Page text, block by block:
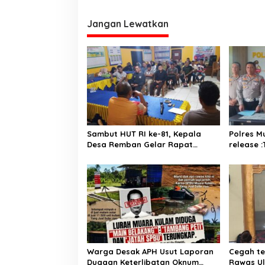
Jangan Lewatkan
Sambut HUT RI ke-81, Kepala
Desa Remban Gelar Rapat
Polres
release
antara
Warga Desak APH Usut Laporan
Dugaan Keterlibatan Oknum
Cegah
Rawas